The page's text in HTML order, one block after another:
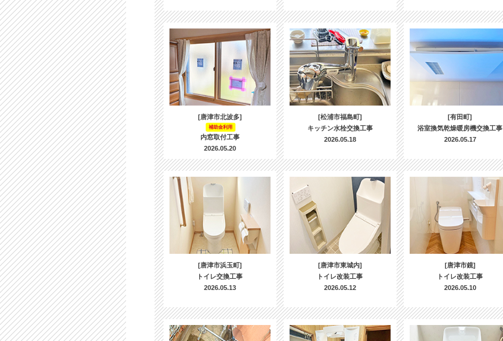
[唐津市北波多]
補助金利用
内窓取付工事
2026.05.20
[松浦市福島町]
キッチン水栓交換工事
2026.05.18
[有田町]
浴室換気乾燥暖房機交換工事
2026.05.17
[唐津市浜玉町]
トイレ交換工事
2026.05.13
[唐津市東城内]
トイレ改装工事
2026.05.12
[唐津市鏡]
トイレ改装工事
2026.05.10